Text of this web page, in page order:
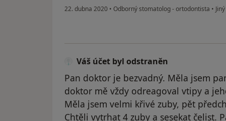
22. dubna 2020 • Odborný stomatolog - ortodontista • Jiný
Váš účet byl odstraněn
Pan doktor je bezvadný. Měla jsem
doktor mě vždy odreagoval vtipy a
Měla jsem velmi křivé zuby, pět
Chtěli vytrhat 4 zuby a sesekat čelist.